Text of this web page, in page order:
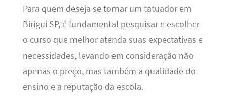
Para quem deseja se tornar um tatuador em
Birigui SP, é fundamental pesquisar e escolher
o curso que melhor atenda suas expectativas e
necessidades, levando em consideração não
apenas o preço, mas também a qualidade do
ensino e a reputação da escola.